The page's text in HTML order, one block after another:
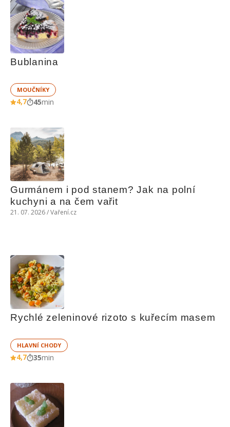
Bublanina
MOUČNÍKY
4,7 45min
Gurmánem i pod stanem? Jak na polní
kuchyni a na čem vařit
21. 07. 2026 / Vaření.cz
Rychlé zeleninové rizoto s kuřecím masem
HLAVNÍ CHODY
4,7 35min